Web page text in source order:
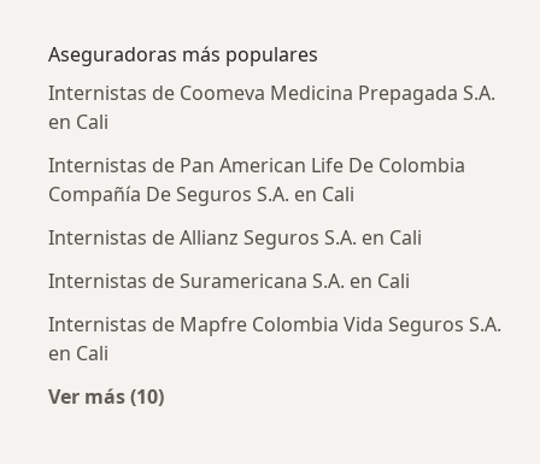
Aseguradoras más populares
Internistas de Coomeva Medicina Prepagada S.A.
en Cali
Internistas de Pan American Life De Colombia
Compañía De Seguros S.A. en Cali
Internistas de Allianz Seguros S.A. en Cali
Internistas de Suramericana S.A. en Cali
Internistas de Mapfre Colombia Vida Seguros S.A.
en Cali
Ver más (10)